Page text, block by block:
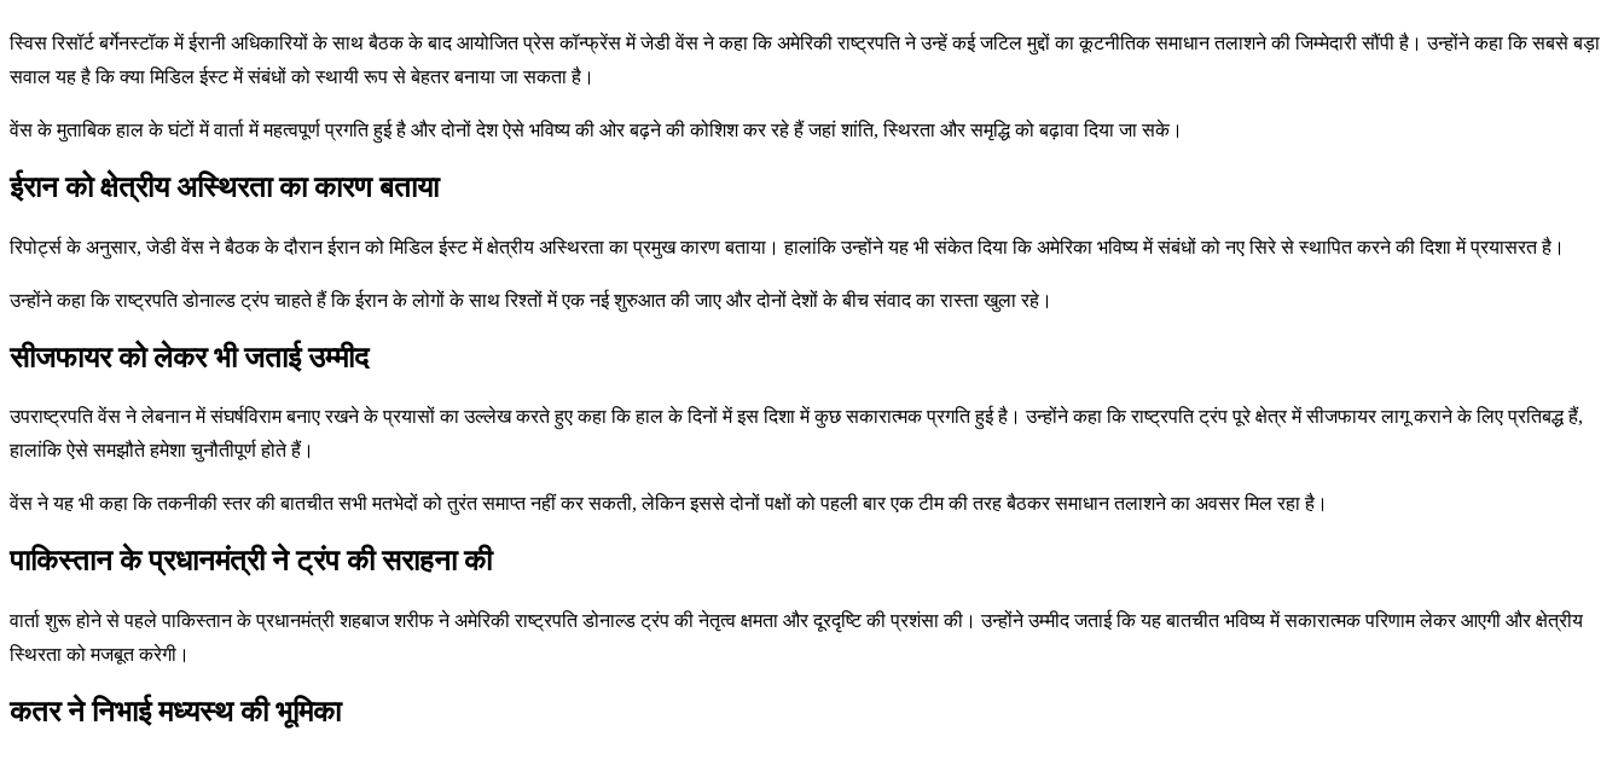
स्विस रिसॉर्ट बर्गेनस्टॉक में ईरानी अधिकारियों के साथ बैठक के बाद आयोजित प्रेस कॉन्फ्रेंस में जेडी वेंस ने कहा कि अमेरिकी राष्ट्रपति ने उन्हें कई जटिल मुद्दों का कूटनीतिक समाधान तलाशने की जिम्मेदारी सौंपी है। उन्होंने कहा कि सबसे बड़ा
सवाल यह है कि क्या मिडिल ईस्ट में संबंधों को स्थायी रूप से बेहतर बनाया जा सकता है।
वेंस के मुताबिक हाल के घंटों में वार्ता में महत्वपूर्ण प्रगति हुई है और दोनों देश ऐसे भविष्य की ओर बढ़ने की कोशिश कर रहे हैं जहां शांति, स्थिरता और समृद्धि को बढ़ावा दिया जा सके।
ईरान को क्षेत्रीय अस्थिरता का कारण बताया
रिपोर्ट्स के अनुसार, जेडी वेंस ने बैठक के दौरान ईरान को मिडिल ईस्ट में क्षेत्रीय अस्थिरता का प्रमुख कारण बताया। हालांकि उन्होंने यह भी संकेत दिया कि अमेरिका भविष्य में संबंधों को नए सिरे से स्थापित करने की दिशा में प्रयासरत है।
उन्होंने कहा कि राष्ट्रपति डोनाल्ड ट्रंप चाहते हैं कि ईरान के लोगों के साथ रिश्तों में एक नई शुरुआत की जाए और दोनों देशों के बीच संवाद का रास्ता खुला रहे।
सीजफायर को लेकर भी जताई उम्मीद
उपराष्ट्रपति वेंस ने लेबनान में संघर्षविराम बनाए रखने के प्रयासों का उल्लेख करते हुए कहा कि हाल के दिनों में इस दिशा में कुछ सकारात्मक प्रगति हुई है। उन्होंने कहा कि राष्ट्रपति ट्रंप पूरे क्षेत्र में सीजफायर लागू कराने के लिए प्रतिबद्ध हैं,
हालांकि ऐसे समझौते हमेशा चुनौतीपूर्ण होते हैं।
वेंस ने यह भी कहा कि तकनीकी स्तर की बातचीत सभी मतभेदों को तुरंत समाप्त नहीं कर सकती, लेकिन इससे दोनों पक्षों को पहली बार एक टीम की तरह बैठकर समाधान तलाशने का अवसर मिल रहा है।
पाकिस्तान के प्रधानमंत्री ने ट्रंप की सराहना की
वार्ता शुरू होने से पहले पाकिस्तान के प्रधानमंत्री शहबाज शरीफ ने अमेरिकी राष्ट्रपति डोनाल्ड ट्रंप की नेतृत्व क्षमता और दूरदृष्टि की प्रशंसा की। उन्होंने उम्मीद जताई कि यह बातचीत भविष्य में सकारात्मक परिणाम लेकर आएगी और क्षेत्रीय
स्थिरता को मजबूत करेगी।
कतर ने निभाई मध्यस्थ की भूमिका